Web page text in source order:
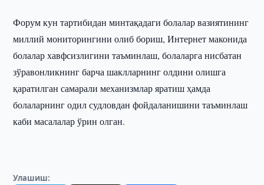
Форум кун тартибидан минтақадаги болалар вазиятининг
миллий мониторингини олиб бориш, Интернет маконида
болалар хавфсизлигини таъминлаш, болаларга нисбатан
зўравонликнинг барча шаклларнинг олдини олишга
қаратилган самарали механизмлар яратиш ҳамда
болаларнинг одил судловдан фойдаланишини таъминлаш
каби масалалар ўрин олган.
Улашиш: